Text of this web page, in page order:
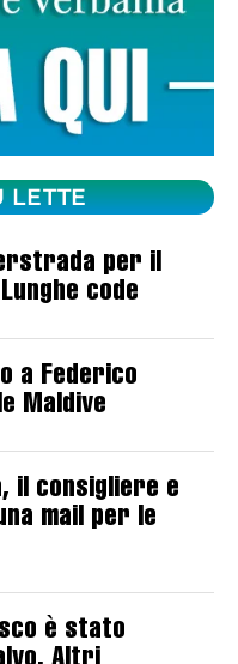
LETTE
per il
code
a Federico
Maldive
il consigliere e
mail per le
è stato